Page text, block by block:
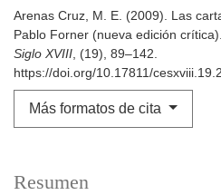
Arenas Cruz, M. E. (2009). Las
Pablo Forner (nueva edición crítica).
Siglo XVIII, (19), 89–142.
https://doi.org/10.17811/
Más formatos de cita
Resumen